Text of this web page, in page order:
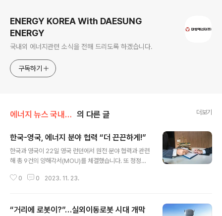
ENERGY KOREA With DAESUNG
ENERGY
국내외 에너지관련 소식을 전해 드리도록 하겠습니다.
구독하기
에너지 뉴스 국내&해외 의 다른 글 더보기
한국-영국, 에너지 분야 협력 “더 끈끈하게!”
한국과 영국이 22일 영국 런던에서 원전 분야 협력과 관련
해 총 9건의 양해각서(MOU)를 체결했습니다. 또 청정에
해 나가기로 했습니다. 그 자세한 내용을 알아봅니다. ▶ 원
업통상자원부 장관 - (영국) 클레어 쿠티노(Claire Couti
0 0 2023. 11. 23.
“거리에 로봇이?”…실외이동로봇 시대 개막